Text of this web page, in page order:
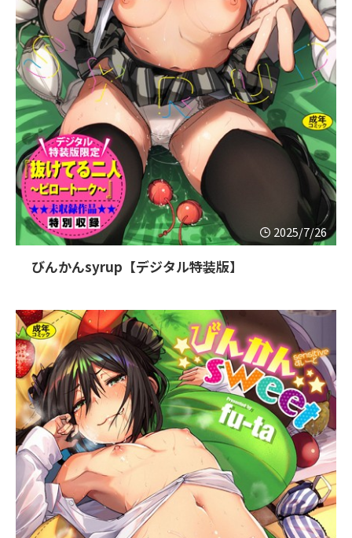
2025/7/26
びんかんsyrup【デジタル特装版】